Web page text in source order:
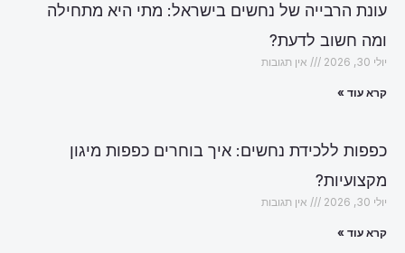
עונת הרבייה של נחשים בישראל: מתי היא מתחילה
ומה חשוב לדעת?
יולי 30, 2026 אין תגובות
קרא עוד »
כפפות ללכידת נחשים: איך בוחרים כפפות מיגון
מקצועיות?
יולי 30, 2026 אין תגובות
קרא עוד »